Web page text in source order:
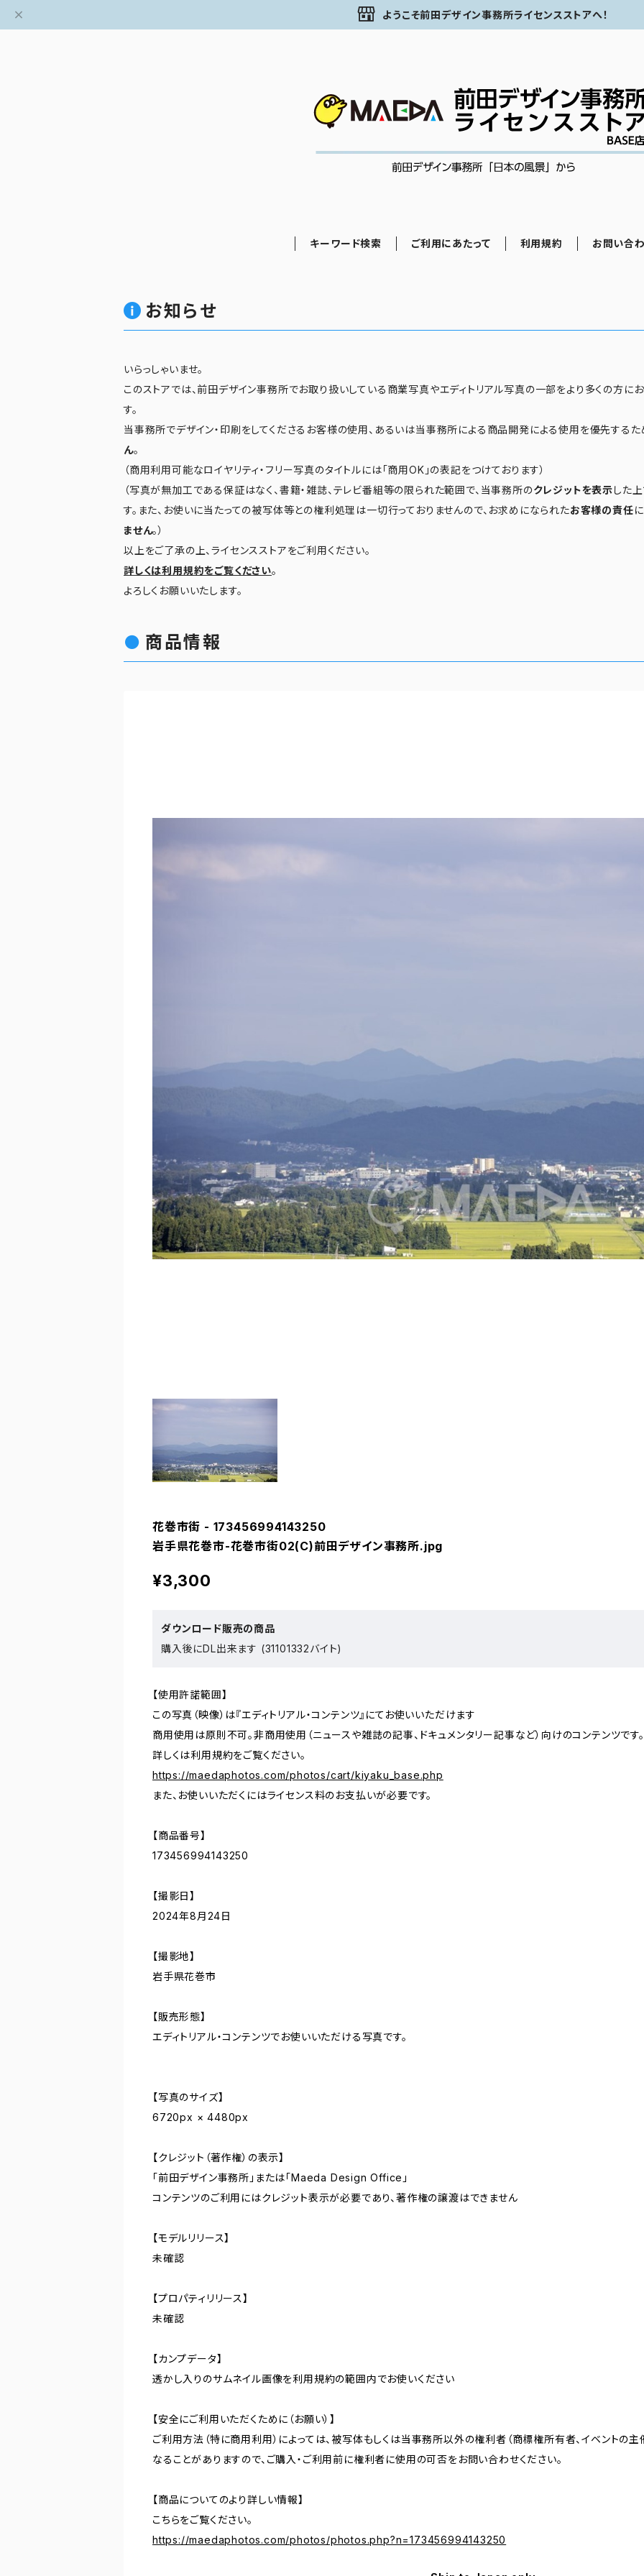
ようこそ前田デザイン事務所ライセンスストアへ！
キーワード検索 ご利用にあたって 利用規約 お問い合
お知らせ
いらっしゃいませ。
このストアでは、前田デザイン事務所でお取り扱いしている商業写真やエディトリアル写真の一部をより多くの方に
す。
当事務所でデザイン・印刷をしてくださるお客様の使用、あるいは当事務所による商品開発による使用を優先するた
ん。
（商用利用可能なロイヤリティ・フリー写真のタイトルには「商用OK」の表記をつけております）
（写真が無加工である保証はなく、書籍・雑誌、テレビ番組等の限られた範囲で、当事務所のクレジットを表示した上
す。また、お使いに当たっての被写体等との権利処理は一切行っておりませんので、お求めになられたお客様の責任
ません。）
以上をご了承の上、ライセンスストアをご利用ください。
詳しくは利用規約をご覧ください。
よろしくお願いいたします。
商品情報
花巻市街 - 173456994143250
岩手県花巻市-花巻市街02(C)前田デザイン事務所.jpg
¥3,300
ダウンロード販売の商品
購入後にDL出来ます (31101332バイト)
【使用許諾範囲】
この写真（映像）は『エディトリアル・コンテンツ』にてお使いいただけます
商用使用は原則不可。非商用使用（ニュースや雑誌の記事、ドキュメンタリー記事など）向けのコンテンツです。
詳しくは利用規約をご覧ください。
https://maedaphotos.com/photos/cart/kiyaku_base.php
また、お使いいただくにはライセンス料のお支払いが必要です。
【商品番号】
173456994143250
【撮影日】
2024年8月24日
【撮影地】
岩手県花巻市
【販売形態】
エディトリアル・コンテンツでお使いいただける写真です。
【写真のサイズ】
6720px × 4480px
【クレジット（著作権）の表示】
「前田デザイン事務所」または「Maeda Design Office」
コンテンツのご利用にはクレジット表示が必要であり、著作権の譲渡はできません
【モデルリリース】
未確認
【プロパティリリース】
未確認
【カンプデータ】
透かし入りのサムネイル画像を利用規約の範囲内でお使いください
【安全にご利用いただくために（お願い）】
ご利用方法（特に商用利用）によっては、被写体もしくは当事務所以外の権利者（商標権所有者、イベントの
なることがありますので、ご購入・ご利用前に権利者に使用の可否をお問い合わせください。
【商品についてのより詳しい情報】
こちらをご覧ください。
https://maedaphotos.com/photos/photos.php?n=173456994143250